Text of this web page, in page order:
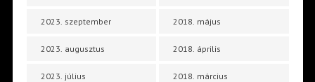
2023. szeptember
2023. augusztus
2023. július
2018. május
2018. április
2018. március